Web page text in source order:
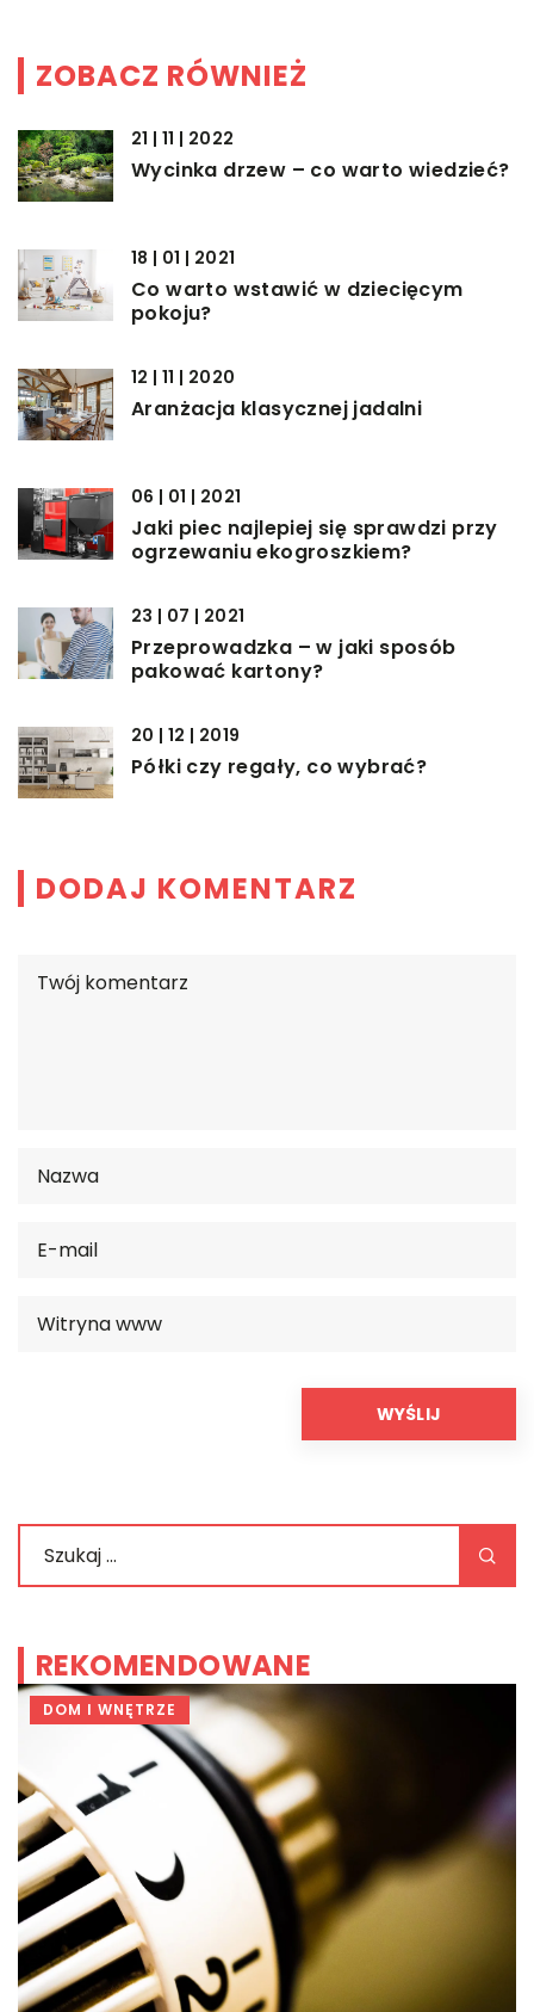
ZOBACZ RÓWNIEŻ
21 | 11 | 2022
Wycinka drzew – co warto wiedzieć?
18 | 01 | 2021
Co warto wstawić w dziecięcym
pokoju?
12 | 11 | 2020
Aranżacja klasycznej jadalni
06 | 01 | 2021
Jaki piec najlepiej się sprawdzi przy
ogrzewaniu ekogroszkiem?
23 | 07 | 2021
Przeprowadzka – w jaki sposób
pakować kartony?
20 | 12 | 2019
Półki czy regały, co wybrać?
DODAJ KOMENTARZ
REKOMENDOWANE
DOM I WNĘTRZE